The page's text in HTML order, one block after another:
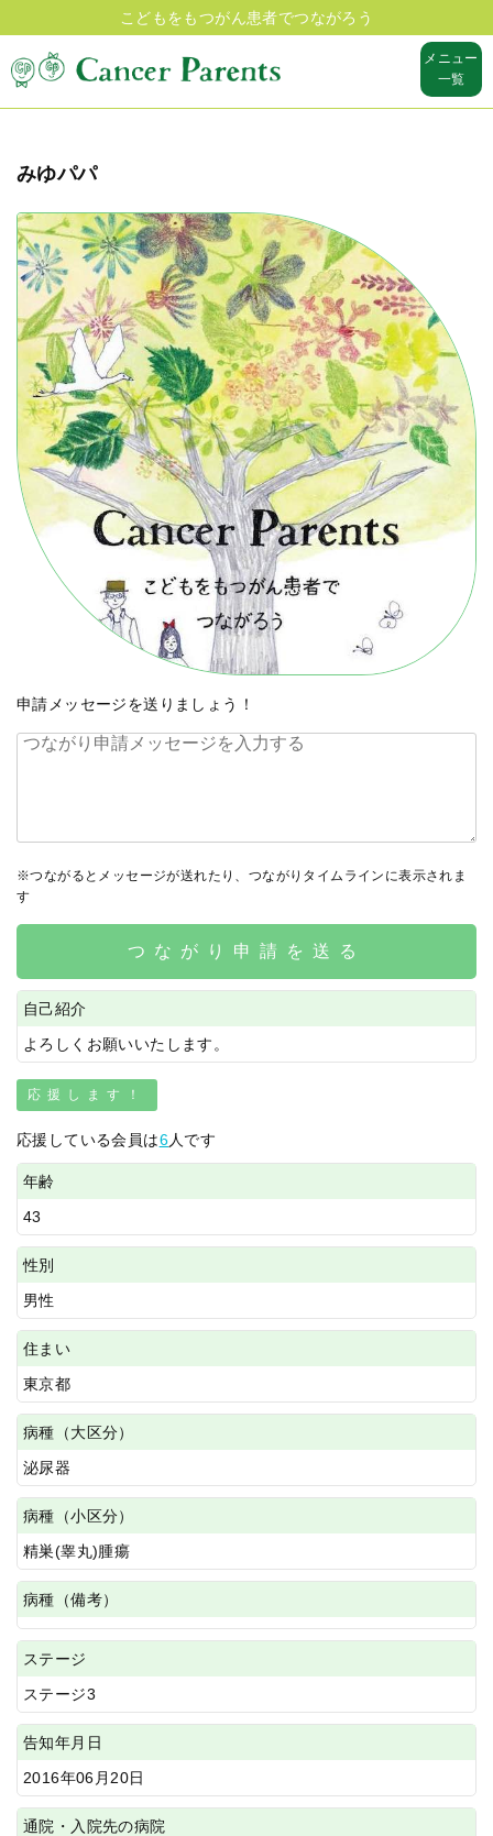
こどもをもつがん患者でつながろう
メニュー
一覧
みゆパパ
申請メッセージを送りましょう！
※つながるとメッセージが送れたり、つながりタイムラインに表示されま
す
つながり申請を送る
自己紹介
よろしくお願いいたします。
応援します！
応援している会員は6人です
年齢
43
性別
男性
住まい
東京都
病種（大区分）
泌尿器
病種（小区分）
精巣(睾丸)腫瘍
病種（備考）
ステージ
ステージ3
告知年月日
2016年06月20日
通院・入院先の病院